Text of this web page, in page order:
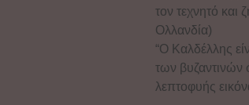
τον τεχνητό
Ολλανδία)
“Ο Καλδέλλης
των βυζαντινών
λεπτοφυής